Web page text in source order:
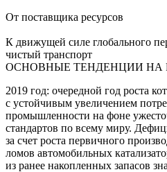
От поставщика ресурсов
К движущей силе глобального
чистый транспорт
ОСНОВНЫЕ ТЕНДЕНЦИИ НА
2019 год: очередной год роста
с устойчивым увеличением
промышленности на фоне
стандартов по всему миру.
за счет роста первичного
ломов автомобильных
из ранее накопленных запасов